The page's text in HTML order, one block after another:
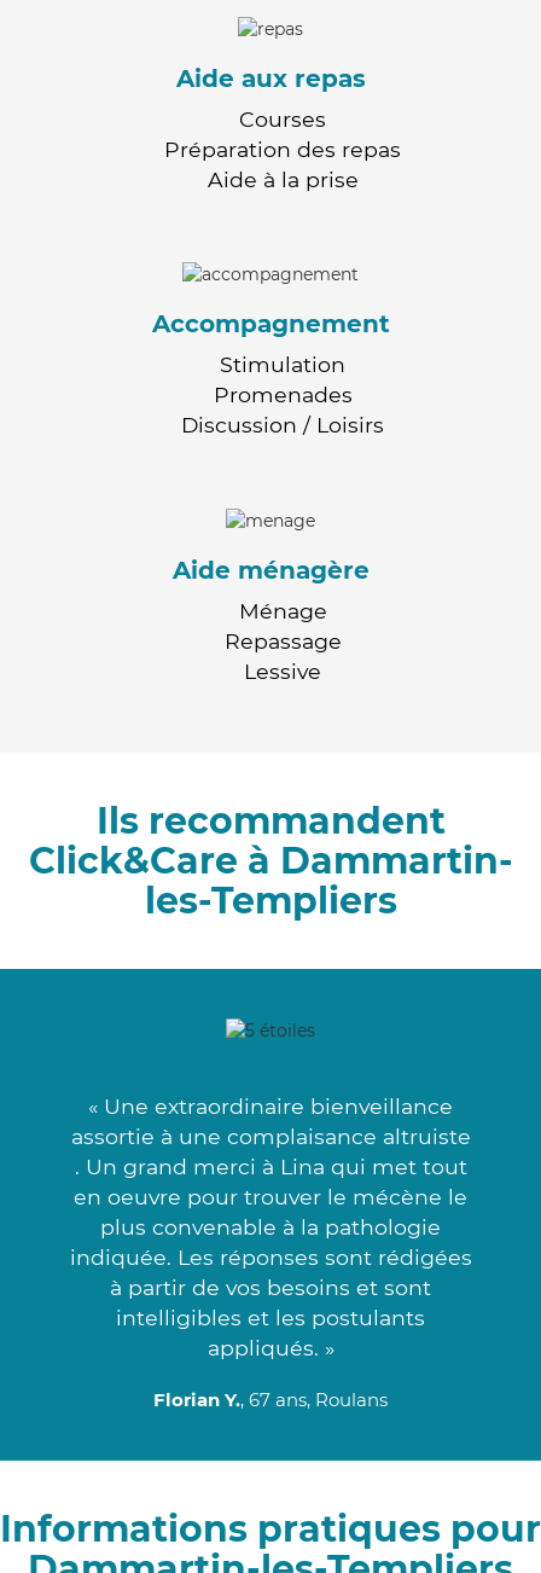
Aide aux repas
Courses
Préparation des repas
Aide à la prise
Accompagnement
Stimulation
Promenades
Discussion / Loisirs
Aide ménagère
Ménage
Repassage
Lessive
Ils recommandent
Click&Care à Dammartin-
les-Templiers
« Une extraordinaire bienveillance
assortie à une complaisance altruiste
. Un grand merci à Lina qui met tout
en oeuvre pour trouver le mécène le
plus convenable à la pathologie
indiquée. Les réponses sont rédigées
à partir de vos besoins et sont
intelligibles et les postulants
appliqués. »
Florian Y., 67 ans, Roulans
Informations pratiques pour